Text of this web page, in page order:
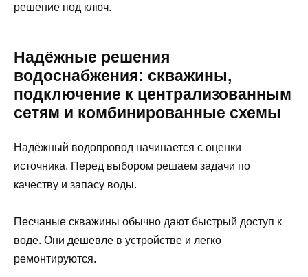
решение под ключ.
Надёжные решения
водоснабжения: скважины,
подключение к централизованным
сетям и комбинированные схемы
Надёжный водопровод начинается с оценки
источника. Перед выбором решаем задачи по
качеству и запасу воды.
Песчаные скважины обычно дают быстрый доступ к
воде. Они дешевле в устройстве и легко
ремонтируются.